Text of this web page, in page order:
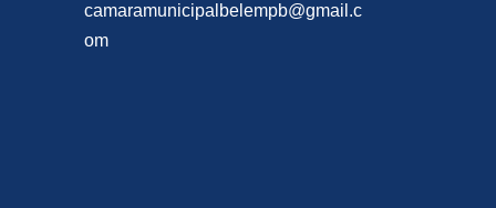
camaramunicipalbelempb@gmail.c
om